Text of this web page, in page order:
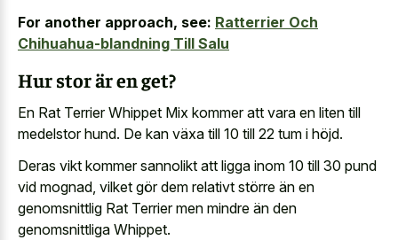
For another approach, see: Ratterrier Och
Chihuahua-blandning Till Salu
Hur stor är en get?
En Rat Terrier Whippet Mix kommer att vara en liten till
medelstor hund. De kan växa till 10 till 22 tum i höjd.
Deras vikt kommer sannolikt att ligga inom 10 till 30 pund
vid mognad, vilket gör dem relativt större än en
genomsnittlig Rat Terrier men mindre än den
genomsnittliga Whippet.